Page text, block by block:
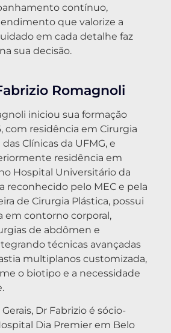
contínuo,
que valorize a
em cada detalhe faz
sua decisão.
Romagnoli
iniciou sua formação
com residência em Cirurgia
Clínicas da UFMG, e
residência em
Hospital Universitário da
reconhecido pelo MEC e pela
de Cirurgia Plástica, possui
em contorno corporal,
de abdômen e
técnicas avançadas
multiplanos customizada,
o biotipo e a necessidade
Dr Fabrizio é sócio-
Dia Premier em Belo